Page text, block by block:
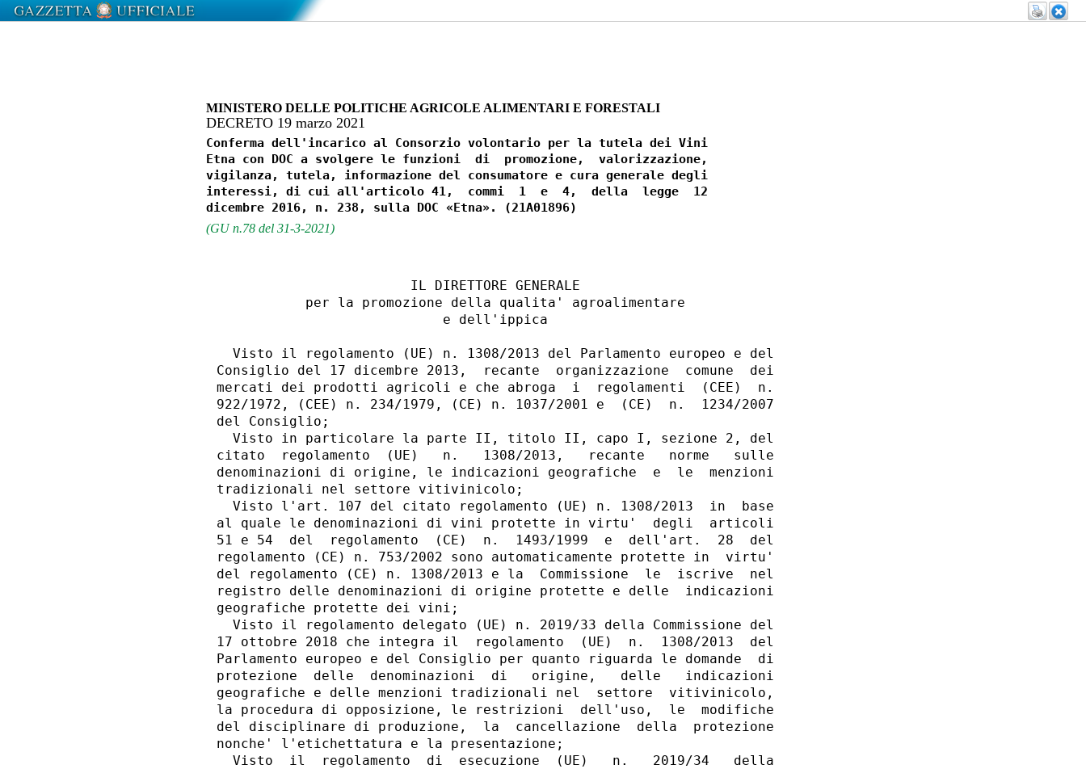
MINISTERO DELLE POLITICHE AGRICOLE ALIMENTARI E FORESTALI
DECRETO 19 marzo 2021
Conferma dell'incarico al Consorzio volontario per la tutela dei Vini
Etna con DOC a svolgere le funzioni  di  promozione,  valorizzazione,
vigilanza, tutela, informazione del consumatore e cura generale degli
interessi, di cui all'articolo 41,  commi  1  e  4,  della  legge  12
(GU n.78 del 31-3-2021)
                        IL DIRETTORE GENERALE
           per la promozione della qualita' agroalimentare
                            e dell'ippica
  Visto il regolamento (UE) n. 1308/2013 del Parlamento europeo e del
Consiglio del 17 dicembre 2013,  recante  organizzazione  comune  dei
mercati dei prodotti agricoli e che abroga  i  regolamenti  (CEE)  n.
922/1972, (CEE) n. 234/1979, (CE) n. 1037/2001 e  (CE)  n.  1234/2007
del Consiglio;
  Visto in particolare la parte II, titolo II, capo I, sezione 2, del
citato  regolamento  (UE)   n.   1308/2013,   recante   norme   sulle
denominazioni di origine, le indicazioni geografiche  e  le  menzioni
tradizionali nel settore vitivinicolo;
  Visto l'art. 107 del citato regolamento (UE) n. 1308/2013  in  base
al quale le denominazioni di vini protette in virtu'  degli  articoli
51 e 54  del  regolamento  (CE)  n.  1493/1999  e  dell'art.  28  del
regolamento (CE) n. 753/2002 sono automaticamente protette in  virtu'
del regolamento (CE) n. 1308/2013 e la  Commissione  le  iscrive  nel
registro delle denominazioni di origine protette e delle  indicazioni
geografiche protette dei vini;
  Visto il regolamento delegato (UE) n. 2019/33 della Commissione del
17 ottobre 2018 che integra il  regolamento  (UE)  n.  1308/2013  del
Parlamento europeo e del Consiglio per quanto riguarda le domande  di
protezione  delle  denominazioni  di   origine,   delle   indicazioni
geografiche e delle menzioni tradizionali nel  settore  vitivinicolo,
la procedura di opposizione, le restrizioni  dell'uso,  le  modifiche
del disciplinare di produzione,  la  cancellazione  della  protezione
nonche' l'etichettatura e la presentazione;
  Visto  il  regolamento  di  esecuzione  (UE)   n.   2019/34   della